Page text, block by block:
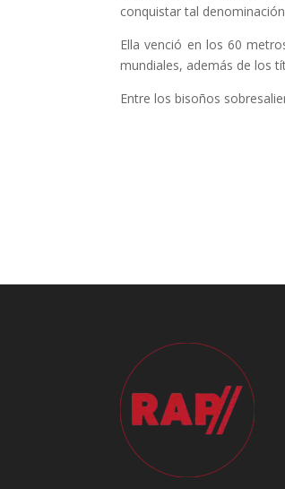
conquistar tal
Ella venció en los 60
mundiales, además de los
Entre los bisoños